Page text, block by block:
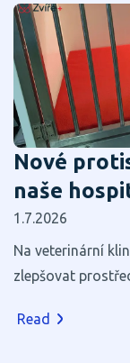
Nové
naše
1.7.2026
Na veterinární
zlepšovat
maličkosti
Read